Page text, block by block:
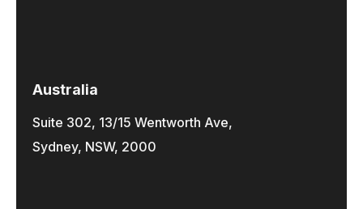
Australia
Suite 302, 13/15 Wentworth Ave,
Sydney, NSW, 2000